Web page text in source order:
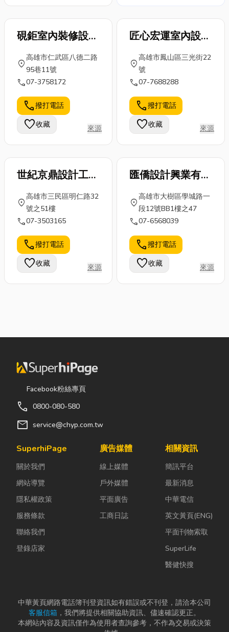
專屬的空間。
硯鉅室內裝修設計
股份有限公司
location_on
高雄市仁武區八德二路
95巷11號
call07-3758172
call撥打電話
favorite收藏 來源
匠心宏運室內設計
裝潢事業有限公司
location_on
高雄市鳳山區三光街22
號
call07-7688288
call撥打電話
favorite收藏 來源
世紀京鼎設計工程
有限公司
location_on
高雄市三民區明仁路32
號之51樓
call07-3503165
call撥打電話
favorite收藏 來源
匯僑設計興業有限
公司
location_on
高雄市大樹區學城路一
段12號BB1樓之47
call07-6568039
call撥打電話
favorite收藏 來源
Facebook粉絲專頁
call 0800-080-580
mail service@chyp.com.tw
SuperhiPage
關於我們
網站導覽
隱私權政策
服務條款
聯絡我們
登錄店家
廣告媒體
線上媒體
戶外媒體
平面廣告
工商日誌
相關資訊
簡訊平台
最新消息
中華電信
英文黃頁(ENG)
平面刊物索取
SuperLife
醫健快搜
中華黃頁網路電話簿刊登資訊如有錯誤或不刊登，請洽本公司
客服信箱 ，我們將提供相關協助資訊、儘速確認更正。
本網站內容及資訊僅作為使用者查詢參考，不作為交易或決策